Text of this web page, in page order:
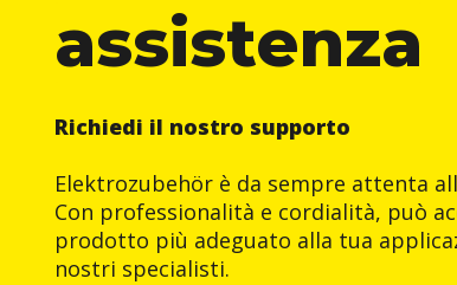
assistenza
Richiedi il nostro supporto
Elektrozubehör è da sempre attenta
Con professionalità e cordialità, può
prodotto più adeguato alla tua
nostri specialisti.